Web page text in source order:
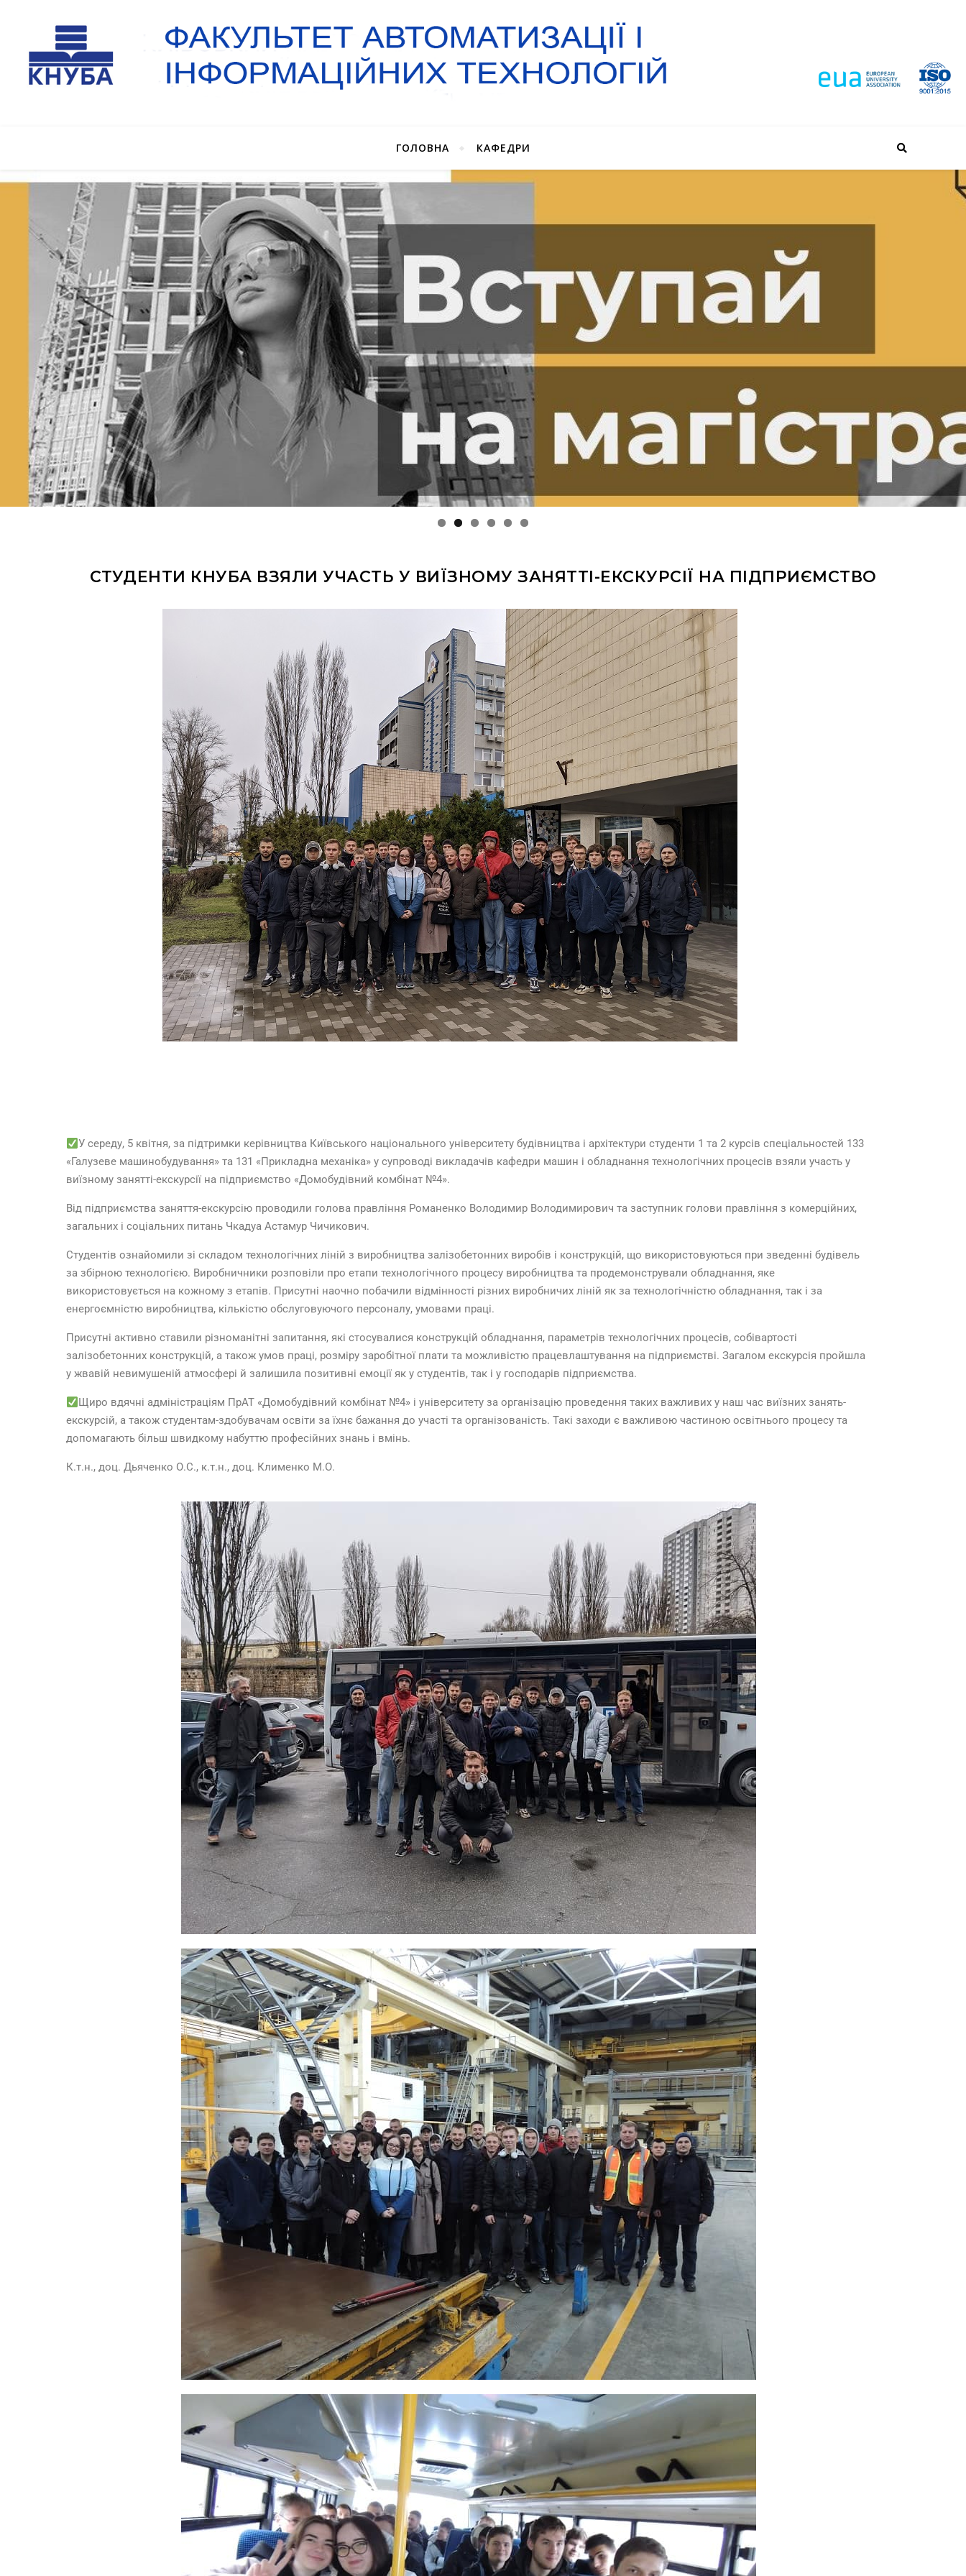
ГОЛОВНА КАФЕДРИ
СТУДЕНТИ КНУБА ВЗЯЛИ УЧАСТЬ У ВИЇЗНОМУ ЗАНЯТТІ-ЕКСКУРСІЇ НА ПІДПРИЄМСТВО
У середу, 5 квітня, за підтримки керівництва Київського національного університету будівництва і архітектури студенти 1 та 2 курсів спеціальностей 133
«Галузеве машинобудування» та 131 «Прикладна механіка» у супроводі викладачів кафедри машин і обладнання технологічних процесів взяли участь у
виїзному занятті-екскурсії на підприємство «Домобудівний комбінат №4».
Від підприємства заняття-екскурсію проводили голова правління Романенко Володимир Володимирович та заступник голови правління з комерційних,
загальних і соціальних питань Чкадуа Астамур Чичикович.
Студентів ознайомили зі складом технологічних ліній з виробництва залізобетонних виробів і конструкцій, що використовуються при зведенні будівель
за збірною технологією. Виробничники розповіли про етапи технологічного процесу виробництва та продемонстрували обладнання, яке
використовується на кожному з етапів. Присутні наочно побачили відмінності різних виробничих ліній як за технологічністю обладнання, так і за
енергоємністю виробництва, кількістю обслуговуючого персоналу, умовами праці.
Присутні активно ставили різноманітні запитання, які стосувалися конструкцій обладнання, параметрів технологічних процесів, собівартості
залізобетонних конструкцій, а також умов праці, розміру заробітної плати та можливістю працевлаштування на підприємстві. Загалом екскурсія пройшла
у жвавій невимушеній атмосфері й залишила позитивні емоції як у студентів, так і у господарів підприємства.
Щиро вдячні адміністраціям ПрАТ «Домобудівний комбінат №4» і університету за організацію проведення таких важливих у наш час виїзних занять-
екскурсій, а також студентам-здобувачам освіти за їхнє бажання до участі та організованість. Такі заходи є важливою частиною освітнього процесу та
допомагають більш швидкому набуттю професійних знань і вмінь.
К.т.н., доц. Дьяченко О.С., к.т.н., доц. Клименко М.О.